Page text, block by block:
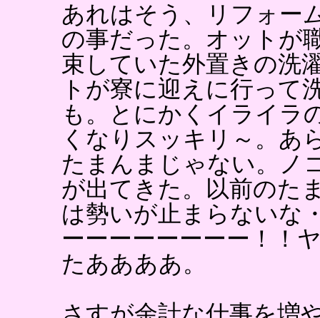
あれはそう、リフォー
の事だった。オットが
束していた外置きの洗
トが寮に迎えに行って
も。とにかくイライラ
くなりスッキリ～。あ
たまんまじゃない。ノ
が出てきた。以前のた
は勢いが止まらないな
ーーーーーーーー！！
たああああ。